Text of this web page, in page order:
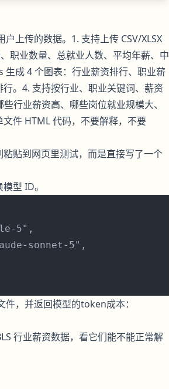
上传的数据。1. 支持上传 CSV/XLSX
职业数量、总就业人数、平均年薪、中
成 4 个图表：行业薪资排行、职业薪
。4. 支持按行业、职业关键词、薪资
行业薪资高、哪些岗位就业规模大、
件 HTML 代码，不要解释，不要
贴到网页里测试，而是直接写了一个
型 ID。
5",
sonnet-5",
，并返回模型的token成本：
行业薪资数据，看它们能不能正常解